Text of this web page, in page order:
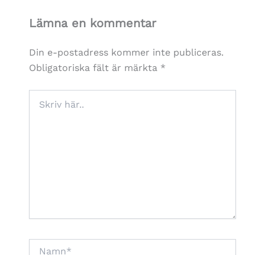
Lämna en kommentar
Din e-postadress kommer inte publiceras.
Obligatoriska fält är märkta *
här..